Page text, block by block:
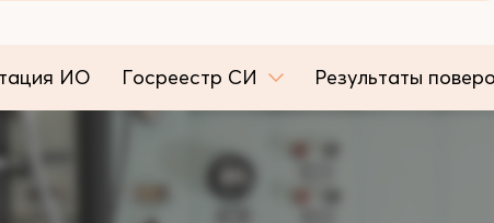
ИО Госреестр СИ Результаты